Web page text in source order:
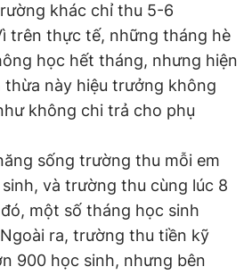
khác chỉ thu 5-6
trên thực tế, những tháng hè
học hết tháng, nhưng hiện
này hiệu trưởng không
không chi trả cho phụ
sống trường thu mỗi em
và trường thu cùng lúc 8
một số tháng học sinh
ra, trường thu tiền kỹ
900 học sinh, nhưng bên